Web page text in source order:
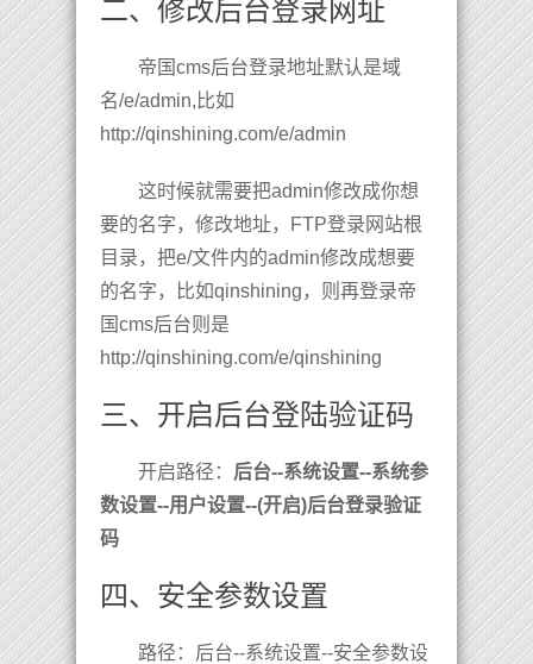
二、修改后台登录网址
帝国cms后台登录地址默认是域
名/e/admin,比如
http://qinshining.com/e/admin
这时候就需要把admin修改成你想
要的名字，修改地址，FTP登录网站根
目录，把e/文件内的admin修改成想要
的名字，比如qinshining，则再登录帝
国cms后台则是
http://qinshining.com/e/qinshining
三、开启后台登陆验证码
开启路径： 后台--系统设置--系统参
数设置--用户设置--(开启)后台登录验证
码
四、安全参数设置
路径：后台--系统设置--安全参数设